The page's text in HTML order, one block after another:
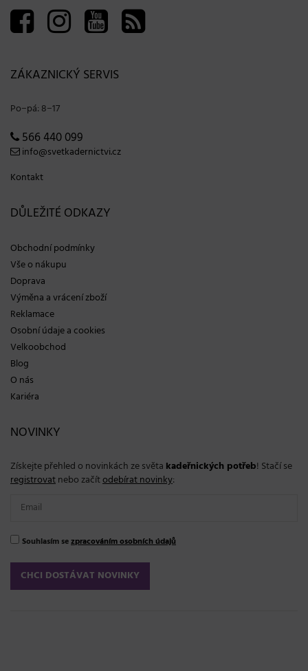
ZÁKAZNICKÝ SERVIS
Po−pá: 8−17
566 440 099
info@svetkadernictvi.cz
Kontakt
DŮLEŽITÉ ODKAZY
Obchodní podmínky
Vše o nákupu
Doprava
Výměna a vrácení zboží
Reklamace
Osobní údaje a cookies
Velkoobchod
Blog
O nás
Kariéra
NOVINKY
Získejte přehled o novinkách ze světa kadeřnických potřeb! Stačí se
registrovatnebo začítodebírat novinky:
Souhlasím sezpracováním osobních údajů